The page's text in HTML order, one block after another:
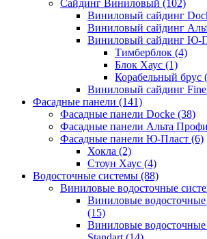
Сайдинг Виниловый (102)
Виниловый сайдинг
Виниловый сайдинг
Виниловый сайдинг Ю-
Тимберблок (4)
Блок Хаус (1)
Корабельный брус
Виниловый сайдинг
Фасадные панели (141)
Фасадные панели Docke (38)
Фасадные панели Альта
Фасадные панели Ю-Пласт (6)
Хокла (2)
Стоун Хаус (4)
Водосточные системы (88)
Виниловые водосточные
Виниловые
(15)
Виниловые